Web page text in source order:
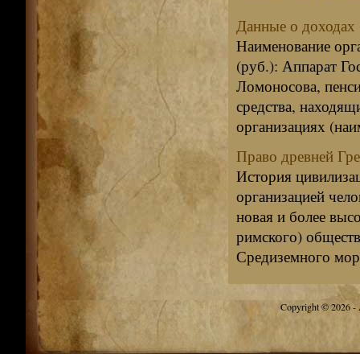
Данные о
Наименование
(руб.): Аппарат
Ломоносова,
средства,
организациях
Право древней
История
организацией
новая и более
римского)
Средиземного
Copyright © 2026 -